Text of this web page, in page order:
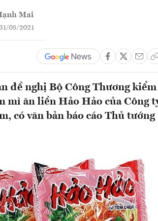
Mai
08/2021
đề nghị Bộ Công Thương
mì ăn liền Hảo Hảo của Công
có văn bản báo cáo Thủ tướng